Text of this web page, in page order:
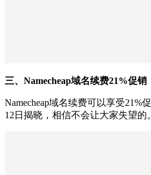
三、Namecheap域名续费21%促销
Namecheap域名续费可以享受21%
12日揭晓，相信不会让大家失望的。